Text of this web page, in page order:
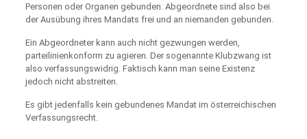
Personen oder Organen gebunden. Abgeordnete sind also bei
der Ausübung ihres Mandats frei und an niemanden gebunden.
Ein Abgeordneter kann auch nicht gezwungen werden,
parteilinienkonform zu agieren. Der sogenannte Klubzwang ist
also verfassungswidrig. Faktisch kann man seine Existenz
jedoch nicht abstreiten.
Es gibt jedenfalls kein gebundenes Mandat im österreichischen
Verfassungsrecht.